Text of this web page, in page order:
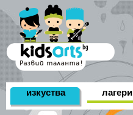
изкуства лагери